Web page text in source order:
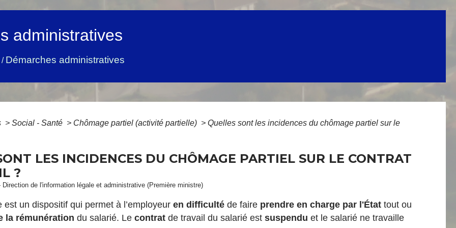
administratives
/ Démarches administratives
> Social - Santé > Chômage partiel (activité partielle) > Quelles sont les incidences du chômage partiel sur le
LES INCIDENCES DU CHÔMAGE PARTIEL SUR LE CONTRAT
?
de l'information légale et administrative (Première ministre)
est un dispositif qui permet à l’employeur en difficulté de faire prendre en charge par l'État tout ou
la rémunération du salarié. Le contrat de travail du salarié est suspendu et le salarié ne travaille